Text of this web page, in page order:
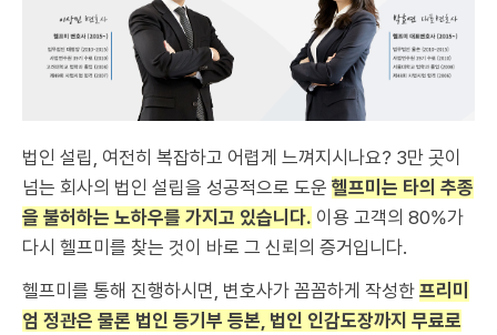
법인 설립, 여전히 복잡하고 어렵게 느껴지시나요? 3만 곳이
넘는 회사의 법인 설립을 성공적으로 도운 헬프미는 타의 추종
을 불허하는 노하우를 가지고 있습니다. 이용 고객의 80%가
다시 헬프미를 찾는 것이 바로 그 신뢰의 증거입니다.
헬프미를 통해 진행하시면, 변호사가 꼼꼼하게 작성한 프리미
엄 정관은 물론 법인 등기부 등본, 법인 인감도장까지 무료로